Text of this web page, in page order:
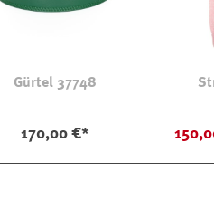
Gürtel 37748
170,00 €*